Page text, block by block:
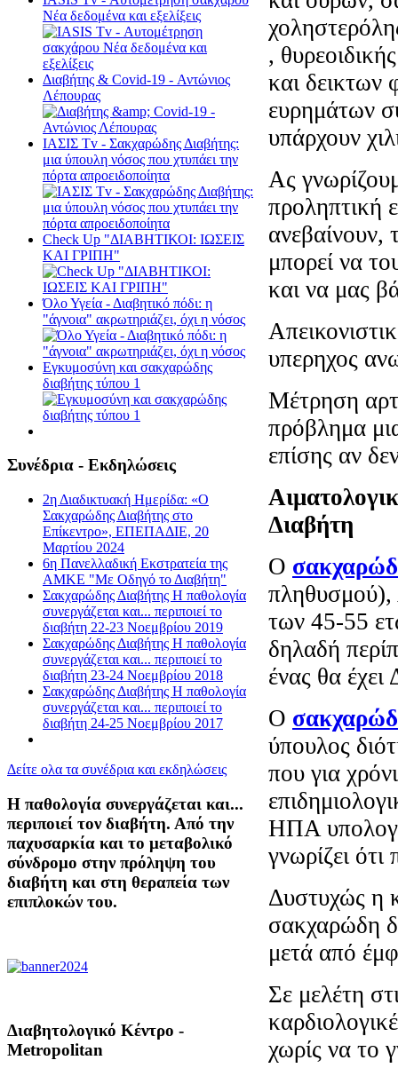
,
και δεικτων
ευρημάτων
υπάρχουν
Ας
προληπτική
ανεβαίνουν,
μπορεί να
και να μας
υπερηχος
Μέτρηση
πρόβλημα
επίσης αν
Διαβήτη
Ο
πληθυσμού),
των 45-55
δηλαδή
ένας θα έχει
Ο
ύπουλος
που για
ΗΠΑ
γνωρίζει ότι
Δυστυχώς η
σακχαρώδη
μετά από
Σε μελέτη
χωρίς να το
Νέα δεδομένα και εξελίξεις
Διαβήτης & Cοvid-19 - Αντώνιος
Λέπουρας
ΙΑΣΙΣ Tv - Σακχαρώδης Διαβήτης:
μια ύπουλη νόσος που χτυπάει την
πόρτα απροειδοποίητα
Check Up "ΔΙΑΒΗΤΙΚΟΙ: ΙΩΣΕΙΣ
ΚΑΙ ΓΡΙΠΗ"
Όλο Υγεία - Διαβητικό πόδι: η
"άγνοια" ακρωτηριάζει, όχι η νόσος
Εγκυμοσύνη και σακχαρώδης
διαβήτης τύπου 1
Συνέδρια - Εκδηλώσεις
2η Διαδικτυακή Ημερίδα: «Ο
Σακχαρώδης Διαβήτης στο
Επίκεντρο», ΕΠΕΠΑΔΙΕ, 20
Μαρτίου 2024
6η Πανελλαδική Εκστρατεία της
ΑΜΚΕ "Με Οδηγό το Διαβήτη"
Σακχαρώδης Διαβήτης Η παθολογία
συνεργάζεται και... περιποιεί το
διαβήτη 22-23 Νοεμβρίου 2019
Σακχαρώδης Διαβήτης Η παθολογία
συνεργάζεται και... περιποιεί το
διαβήτη 23-24 Νοεμβρίου 2018
Σακχαρώδης Διαβήτης Η παθολογία
συνεργάζεται και... περιποιεί το
διαβήτη 24-25 Νοεμβρίου 2017
Δείτε ολα τα συνέδρια και εκδηλώσεις
Η παθολογία συνεργάζεται και...
περιποιεί τον διαβήτη. Από την
παχυσαρκία και το μεταβολικό
σύνδρομο στην πρόληψη του
διαβήτη και στη θεραπεία των
επιπλοκών του.
Διαβητολογικό Κέντρο -
Metropolitan